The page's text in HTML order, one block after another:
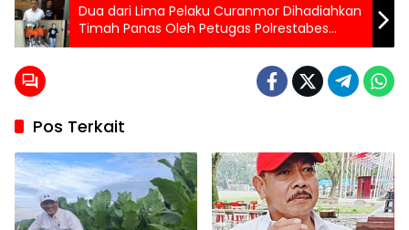
Dua dari Lima Pelaku Curanmor Dihadiahkan
Timah Panas Oleh Petugas Polrestabes
Medan
Pos Terkait